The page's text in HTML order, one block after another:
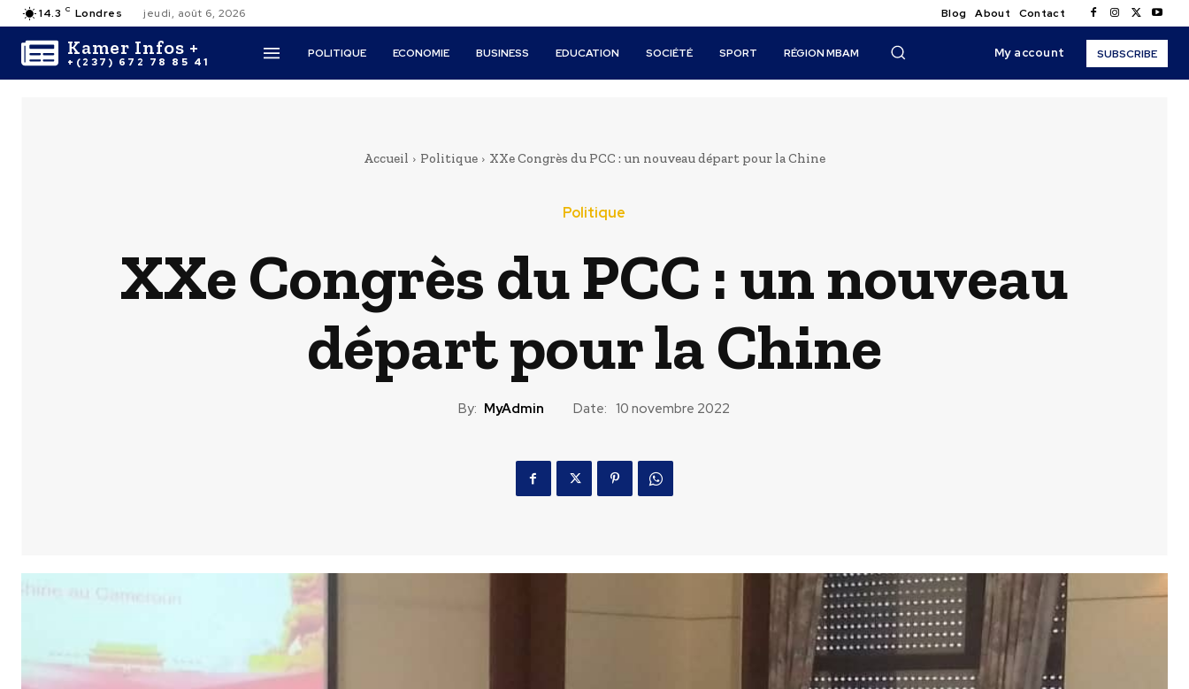
14.3 C Londres jeudi, août 6, 2026 Blog About Contact
Kamer Infos +
+(237) 672 78 85 41
POLITIQUE ECONOMIE BUSINESS EDUCATION SOCIÉTÉ SPORT RÉGION MBAM My account SUBSCRIBE
Accueil Politique XXe Congrès du PCC : un nouveau départ pour la Chine
Politique
XXe Congrès du PCC : un nouveau
départ pour la Chine
By: MyAdmin Date: 10 novembre 2022